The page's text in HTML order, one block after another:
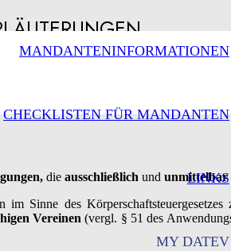
MANDANTENINFORMATIONEN
CHECKLISTEN FÜR MANDANTEN
LINKS
MY DATEV
die ausschließlich und unmittelbar
im Sinne des
Vereinen (vergl. § 51 des